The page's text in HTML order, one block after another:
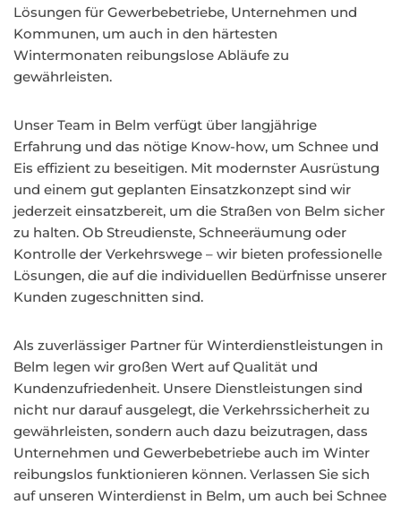
Lösungen für Gewerbebetriebe, Unternehmen und
Kommunen, um auch in den härtesten
Wintermonaten reibungslose Abläufe zu
gewährleisten.
Unser Team in Belm verfügt über langjährige
Erfahrung und das nötige Know-how, um Schnee und
Eis effizient zu beseitigen. Mit modernster Ausrüstung
und einem gut geplanten Einsatzkonzept sind wir
jederzeit einsatzbereit, um die Straßen von Belm sicher
zu halten. Ob Streudienste, Schneeräumung oder
Kontrolle der Verkehrswege – wir bieten professionelle
Lösungen, die auf die individuellen Bedürfnisse unserer
Kunden zugeschnitten sind.
Als zuverlässiger Partner für Winterdienstleistungen in
Belm legen wir großen Wert auf Qualität und
Kundenzufriedenheit. Unsere Dienstleistungen sind
nicht nur darauf ausgelegt, die Verkehrssicherheit zu
gewährleisten, sondern auch dazu beizutragen, dass
Unternehmen und Gewerbebetriebe auch im Winter
reibungslos funktionieren können. Verlassen Sie sich
auf unseren Winterdienst in Belm, um auch bei Schnee